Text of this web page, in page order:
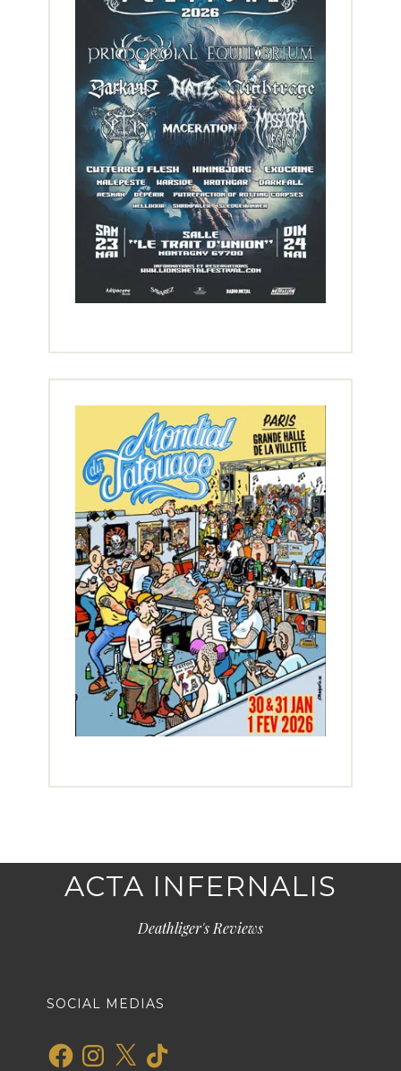
ACTA INFERNALIS
Deathliger's Reviews
SOCIAL MEDIAS
FacebookInstagram
X TikTok